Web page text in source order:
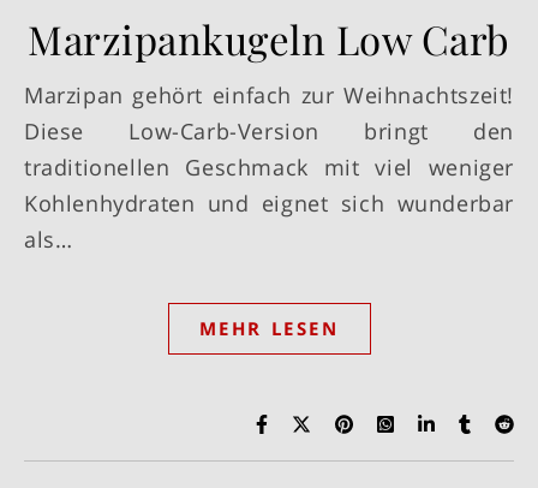
Marzipankugeln Low Carb
Marzipan gehört einfach zur Weihnachtszeit!
Diese Low-Carb-Version bringt den
traditionellen Geschmack mit viel weniger
Kohlenhydraten und eignet sich wunderbar
als…
MEHR LESEN